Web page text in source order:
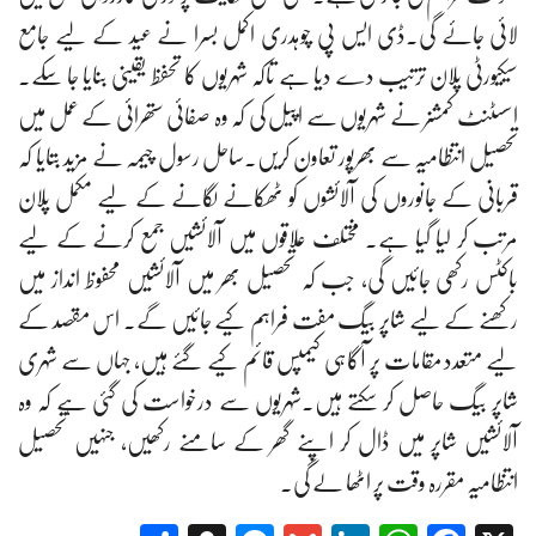
لائی جائے گی۔ڈی ایس پی چوہدری اکمل بسرا نے عید کے لیے جامع
سیکیورٹی پلان ترتیب دے دیا ہے تاکہ شہریوں کا تحفظ یقینی بنایا جا سکے۔
اسسٹنٹ کمشنر نے شہریوں سے اپیل کی کہ وہ صفائی ستھرائی کے عمل میں
تحصیل انتظامیہ سے بھرپور تعاون کریں۔ساحل رسول چیمہ نے مزید بتایا کہ
قربانی کے جانوروں کی آلائشوں کو ٹھکانے لگانے کے لیے مکمل پلان
مرتب کر لیا گیا ہے۔ مختلف علاقوں میں آلائشیں جمع کرنے کے لیے
باکٹس رکھی جائیں گی، جب کہ تحصیل بھر میں آلائشیں محفوظ انداز میں
رکھنے کے لیے شاپر بیگ مفت فراہم کیے جائیں گے۔ اس مقصد کے
لیے متعدد مقامات پر آگاہی کیمپس قائم کیے گئے ہیں، جہاں سے شہری
شاپر بیگ حاصل کر سکتے ہیں۔شہریوں سے درخواست کی گئی ہے کہ وہ
آلائشیں شاپر میں ڈال کر اپنے گھر کے سامنے رکھیں، جنہیں تحصیل
انتظامیہ مقررہ وقت پر اٹھا لے گی۔